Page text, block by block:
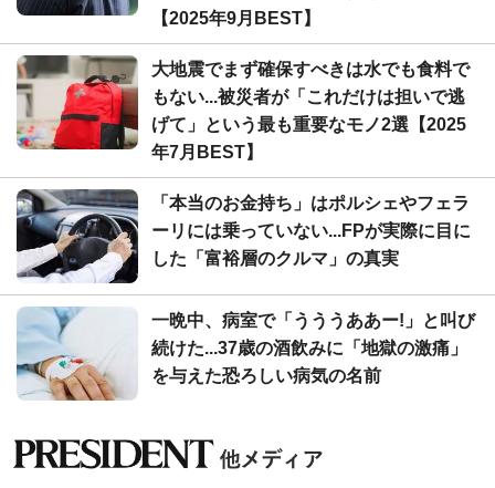
【2025年9月BEST】
大地震でまず確保すべきは水でも食料で
もない...被災者が「これだけは担いで逃
げて」という最も重要なモノ2選【2025
年7月BEST】
「本当のお金持ち」はポルシェやフェラ
ーリには乗っていない...FPが実際に目に
した「富裕層のクルマ」の真実
一晩中、病室で「うううああー!」と叫び
続けた...37歳の酒飲みに「地獄の激痛」
を与えた恐ろしい病気の名前